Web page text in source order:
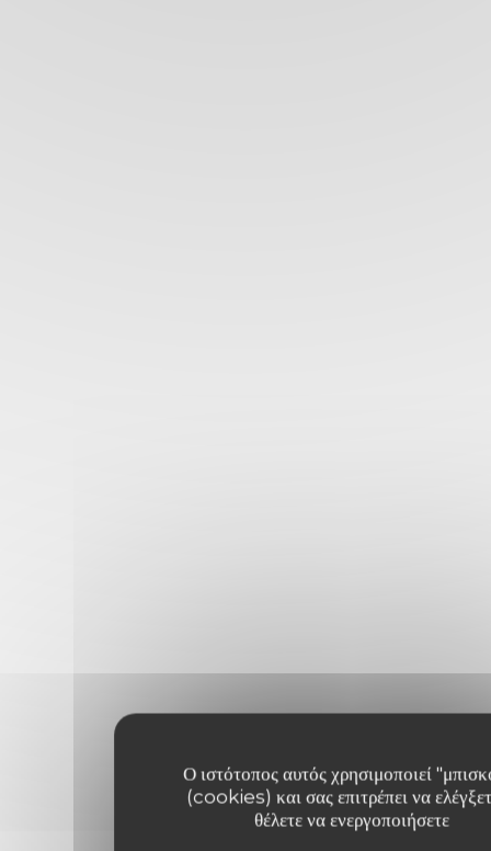
Ο ιστότοπος αυτός χρησιμοποιεί
(cookies) και σας επιτρέπει να
θέλετε να ενεργοποιήσετε